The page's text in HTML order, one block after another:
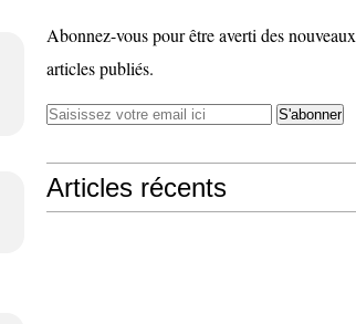
Abonnez-vous pour être averti des nouveaux
articles publiés.
Articles récents